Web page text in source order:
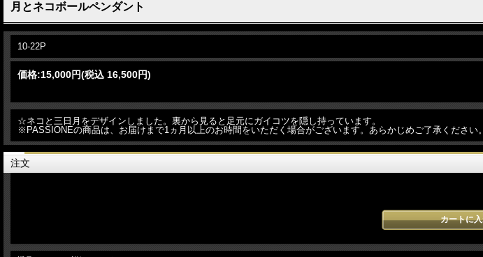
月とネコボールペンダント
10-22P
価格:15,000円(税込 16,500円)
☆ネコと三日月をデザインしました。裏から見ると足元にガイコツを隠し持っています。
※PASSIONEの商品は、お届けまで1ヵ月以上のお時間をいただく場合がございます。あらかじめご了承ください。
注文